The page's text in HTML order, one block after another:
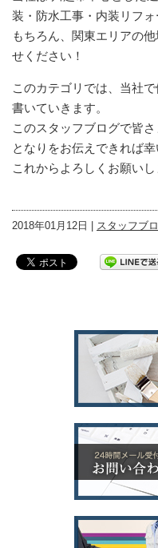
装・防水工事・内装リフォ
もちろん、関東エリアの
せください！
このカテゴリでは、当社
書いていきます。
このスタッフブログで皆
となりをお伝えできれば幸
これからよろしくお願いし
2018年01月12日 | スタッフブ